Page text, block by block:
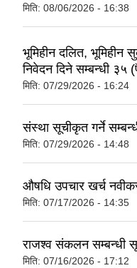
मिति: 08/06/2026 - 16:38
भूमिहीन दलित, भूमिहीन
निवेदन दिने सम्बन्धी ३५
मिति: 07/29/2026 - 16:24
संस्था सूचीकृत गर्ने
मिति: 07/29/2026 - 14:48
औषधि उपचार खर्च
मिति: 07/17/2026 - 14:35
राजश्व संकलन सम्बन्धी
मिति: 07/16/2026 - 17:12